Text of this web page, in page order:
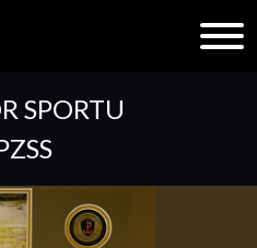
SPORTU